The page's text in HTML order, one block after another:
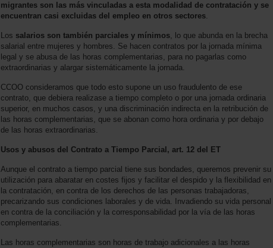
migrantes son las más vinculadas a esta modalidad de contratación y se
encuentran casi excluidas del empleo en otros sectores.
Los salarios son también parciales y mínimos, lo que abunda en la brecha
salarial entre mujeres y hombres. Se hacen contratos por la jornada mínima
legal y se abusa de las horas complementarias, para no pagarlas como
extraordinarias y alargar sistemáticamente la jornada.
CCOO consideramos que todo esto supone un uso fraudulento de ese
contrato, que debiera realizase a tiempo completo o por una jornada ordinaria
superior, en muchos casos, y una discriminación indirecta en la retribución de
las horas complementarias, que se abonan como hora ordinaria y por debajo
de las horas extraordinarias.
Usos y abusos del Contrato a Tiempo Parcial, art. 12 del ET
Aunque el contrato a tiempo parcial tiene sus bondades, queremos prevenir su
utilización para abaratar en costes fijos y facilitar el despido y la flexibilidad en
la contratación, en contra de los derechos de las personas trabajadoras,
precarizando sus condiciones laborales y de vida. Invadiendo su vida personal
en contra de la conciliación y la corresponsabilidad por la vía de las horas
complementarias.
Las horas complementarias son horas de trabajo adicionales a las horas